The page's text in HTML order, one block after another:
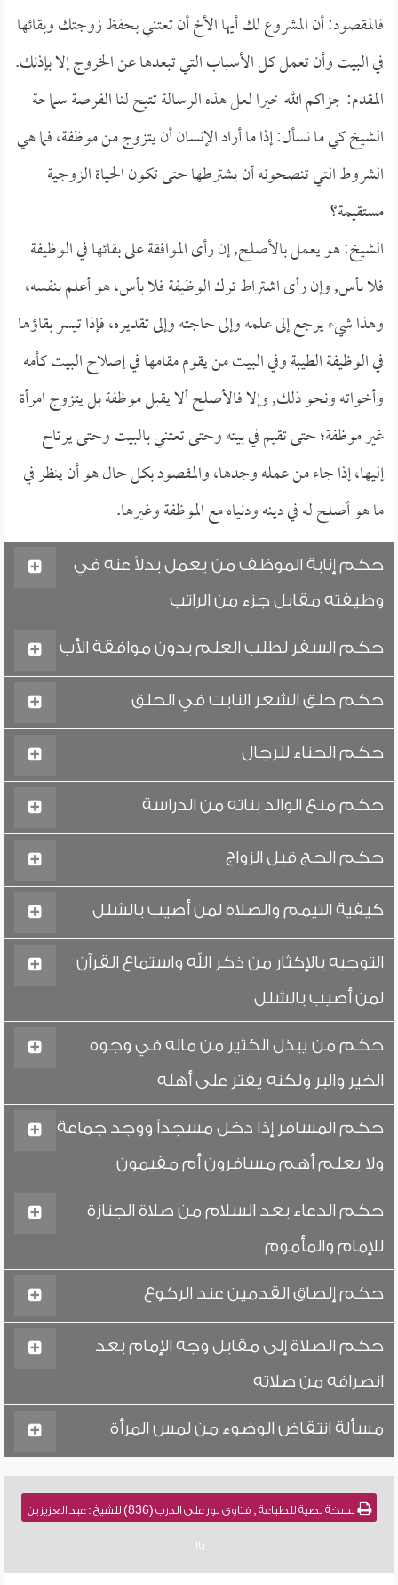
فالمقصود: أن المشروع لك أيها الأخ أن تعتني بحفظ زوجتك وبقائها
في البيت وأن تعمل كل الأسباب التي تبعدها عن الخروج إلا بإذنك.
المقدم: جزاكم الله خيرا لعل هذه الرسالة تتيح لنا الفرصة سماحة
الشيخ كي ما نسأل: إذا ما أراد الإنسان أن يتزوج من موظفة، فما هي
الشروط التي تنصحونه أن يشترطها حتى تكون الحياة الزوجية
مستقيمة؟
الشيخ: هو يعمل بالأصلح, إن رأى الموافقة على بقائها في الوظيفة
فلا بأس, وإن رأى اشتراط ترك الوظيفة فلا بأس، هو أعلم بنفسه،
وهذا شيء يرجع إلى علمه وإلى حاجته وإلى تقديره، فإذا تيسر بقاؤها
في الوظيفة الطيبة وفي البيت من يقوم مقامها في إصلاح البيت كأمه
وأخواته ونحو ذلك, وإلا فالأصلح ألا يقبل موظفة بل يتزوج امرأة
غير موظفة؛ حتى تقيم في بيته وحتى تعتني بالبيت وحتى يرتاح
إليها، إذا جاء من عمله وجدها، والمقصود بكل حال هو أن ينظر في
ما هو أصلح له في دينه ودنياه مع الموظفة وغيرها.
حكم إنابة الموظف من يعمل بدلاً عنه في
وظيفته مقابل جزء من الراتب
حكم السفر لطلب العلم بدون موافقة الأب
حكم حلق الشعر النابت في الحلق
حكم الحناء للرجال
حكم منع الوالد بناته من الدراسة
حكم الحج قبل الزواج
كيفية التيمم والصلاة لمن أصيب بالشلل
التوجيه بالإكثار من ذكر الله واستماع القرآن
لمن أصيب بالشلل
حكم من يبذل الكثير من ماله في وجوه
الخير والبر ولكنه يقتر على أهله
حكم المسافر إذا دخل مسجداً ووجد جماعة
ولا يعلم أهم مسافرون أم مقيمون
حكم الدعاء بعد السلام من صلاة الجنازة
للإمام والمأموم
حكم إلصاق القدمين عند الركوع
حكم الصلاة إلى مقابل وجه الإمام بعد
انصرافه من صلاته
مسألة انتقاض الوضوء من لمس المرأة
نسخة نصية للطباعة , فتاوى نور على الدرب (836) للشيخ : عبد العزيز بن
باز